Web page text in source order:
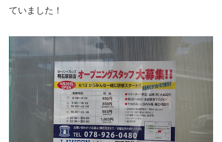
ていました！